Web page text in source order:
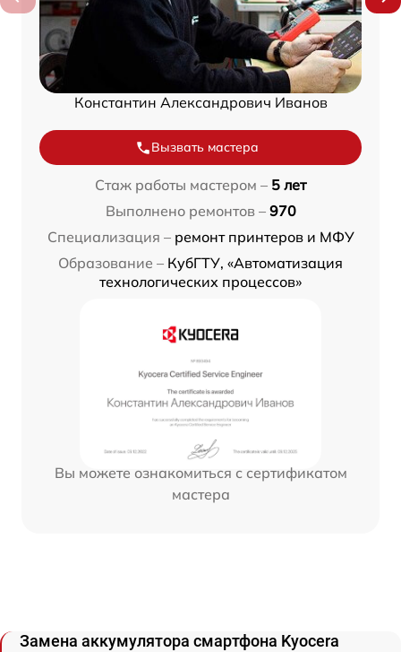
Константин Александрович Иванов
Вызвать мастера
Стаж работы мастером – 5 лет
Выполнено ремонтов – 970
Специализация – ремонт принтеров и МФУ
Образование – КубГТУ, «Автоматизация
технологических процессов»
Вы можете ознакомиться с сертификатом
мастера
Замена аккумулятора смартфона Kyocera